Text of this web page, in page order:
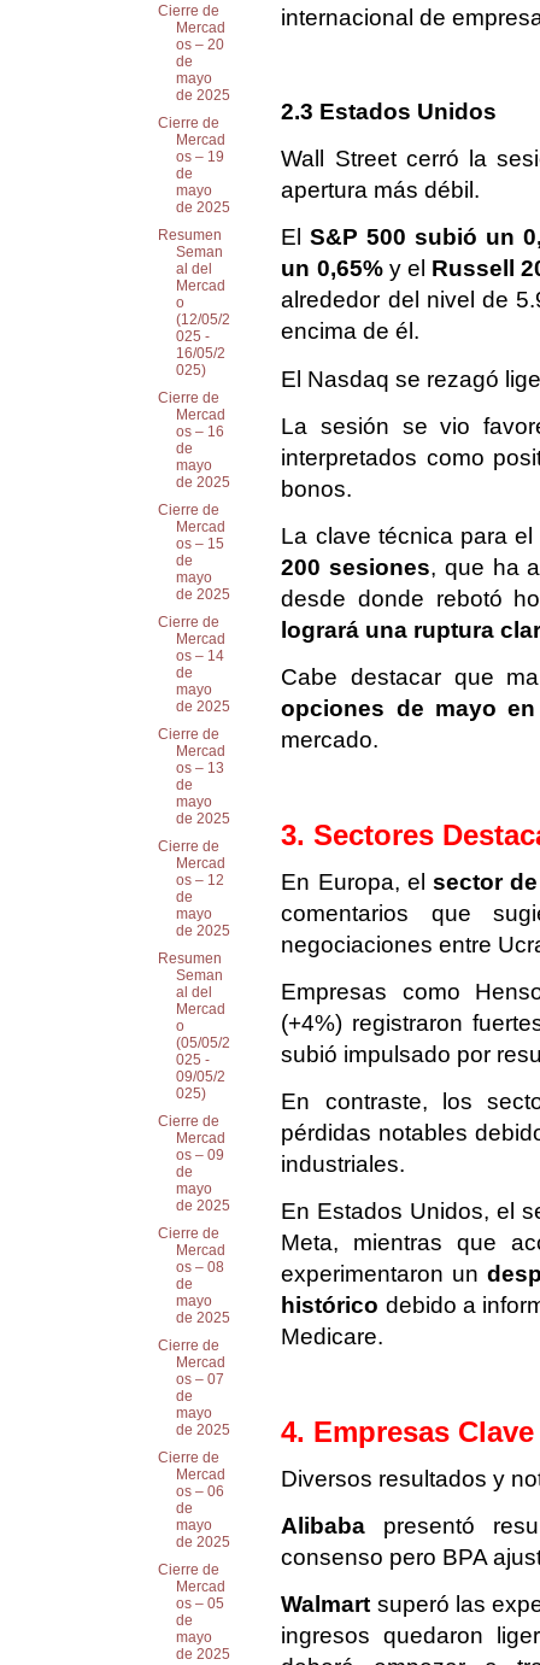
internacional de
2.3 Estados Unidos
Wall Street cerró la
apertura más débil.
ElS&P 500 subió un
un 0,65%y el Russell
alrededor del nivel de
encima de él.
El Nasdaq se rezagó
La sesión se vio
interpretados como
bonos.
La clave técnica para
200 sesiones, que ha
desde donde rebotó
logrará una ruptura
Cabe destacar que
opciones de mayo
mercado.
3. Sectores
En Europa, elsector
comentarios que
negociaciones entre
Empresas como
(+4%) registraron
subió impulsado por
En contraste, los
pérdidas notables
industriales.
En Estados Unidos, el
Meta, mientras que
experimentaron un
histórico debido a
Medicare.
4. Empresas Clave
Diversos resultados y
Alibaba presentó
consenso pero BPA
Walmart superó las
ingresos quedaron
Cierre de
Mercad
os – 20
de
mayo
de 2025
Cierre de
Mercad
os – 19
de
mayo
de 2025
Resumen
Seman
al del
Mercad
o
(12/05/2
025 -
16/05/2
025)
Cierre de
Mercad
os – 16
de
mayo
de 2025
Cierre de
Mercad
os – 15
de
mayo
de 2025
Cierre de
Mercad
os – 14
de
mayo
de 2025
Cierre de
Mercad
os – 13
de
mayo
de 2025
Cierre de
Mercad
os – 12
de
mayo
de 2025
Resumen
Seman
al del
Mercad
o
(05/05/2
025 -
09/05/2
025)
Cierre de
Mercad
os – 09
de
mayo
de 2025
Cierre de
Mercad
os – 08
de
mayo
de 2025
Cierre de
Mercad
os – 07
de
mayo
de 2025
Cierre de
Mercad
os – 06
de
mayo
de 2025
Cierre de
Mercad
os – 05
de
mayo
de 2025